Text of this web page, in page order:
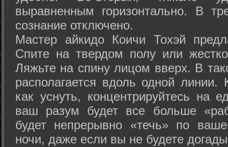
выравненным горизонтально. В
сознание отключено.
Мастер айкидо Коичи Тохэй
Спите на твердом полу или
Ляжьте на спину лицом вверх. В
располагается вдоль одной
как уснуть, концентрируйтесь на
ваш разум будет все больше
будет непрерывно «течь» по
ночи, даже если вы не будете